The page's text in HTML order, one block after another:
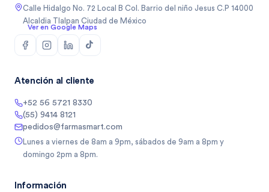
Calle Hidalgo No. 72 Local B Col. Barrio del niño Jesus C.P 14000
Alcaldia Tlalpan Ciudad de México
Ver en Google Maps
Atención al cliente
+52 56 5721 8330
(55) 9414 8121
pedidos@farmasmart.com
Lunes a viernes de 8am a 9pm, sábados de 9am a 8pm y
domingo 2pm a 8pm.
Información